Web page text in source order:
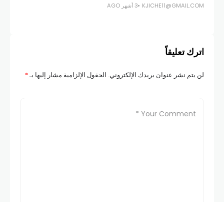
KJICHE11@GMAIL.COM 3 أشهر AGO
اترك تعليقاً
لن يتم نشر عنوان بريدك الإلكتروني. الحقول الإلزامية مشار إليها بـ*